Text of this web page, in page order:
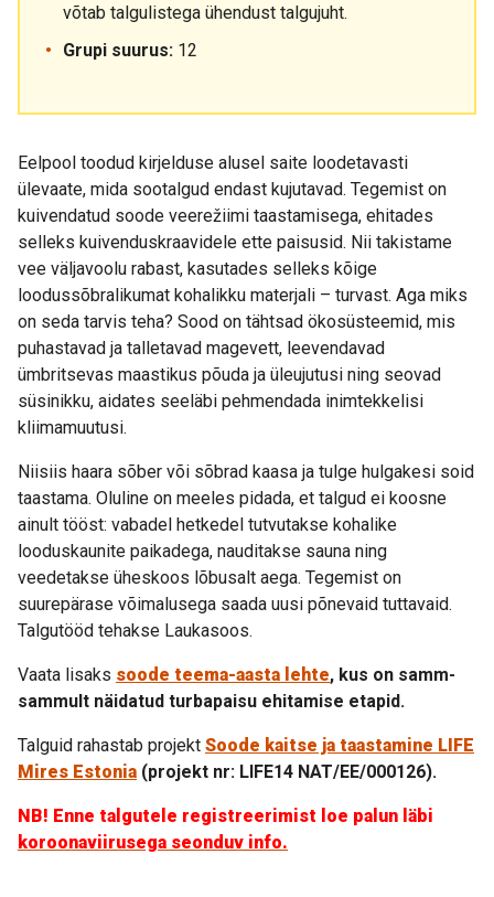
võtab talgulistega ühendust talgujuht.
Grupi suurus: 12
Eelpool toodud kirjelduse alusel saite loodetavasti
ülevaate, mida sootalgud endast kujutavad. Tegemist on
kuivendatud soode veerežiimi taastamisega, ehitades
selleks kuivenduskraavidele ette paisusid. Nii takistame
vee väljavoolu rabast, kasutades selleks kõige
loodussõbralikumat kohalikku materjali – turvast. Aga miks
on seda tarvis teha? Sood on tähtsad ökosüsteemid, mis
puhastavad ja talletavad magevett, leevendavad
ümbritsevas maastikus põuda ja üleujutusi ning seovad
süsinikku, aidates seeläbi pehmendada inimtekkelisi
kliimamuutusi.
Niisiis haara sõber või sõbrad kaasa ja tulge hulgakesi soid
taastama. Oluline on meeles pidada, et talgud ei koosne
ainult tööst: vabadel hetkedel tutvutakse kohalike
looduskaunite paikadega, nauditakse sauna ning
veedetakse üheskoos lõbusalt aega. Tegemist on
suurepärase võimalusega saada uusi põnevaid tuttavaid.
Talgutööd tehakse Laukasoos.
Vaata lisaks soode teema-aasta lehte, kus on samm-
sammult näidatud turbapaisu ehitamise etapid.
Talguid rahastab projekt Soode kaitse ja taastamine LIFE
Mires Estonia (projekt nr: LIFE14 NAT/EE/000126).
NB! Enne talgutele registreerimist loe palun läbi
koroonaviirusega seonduv info.